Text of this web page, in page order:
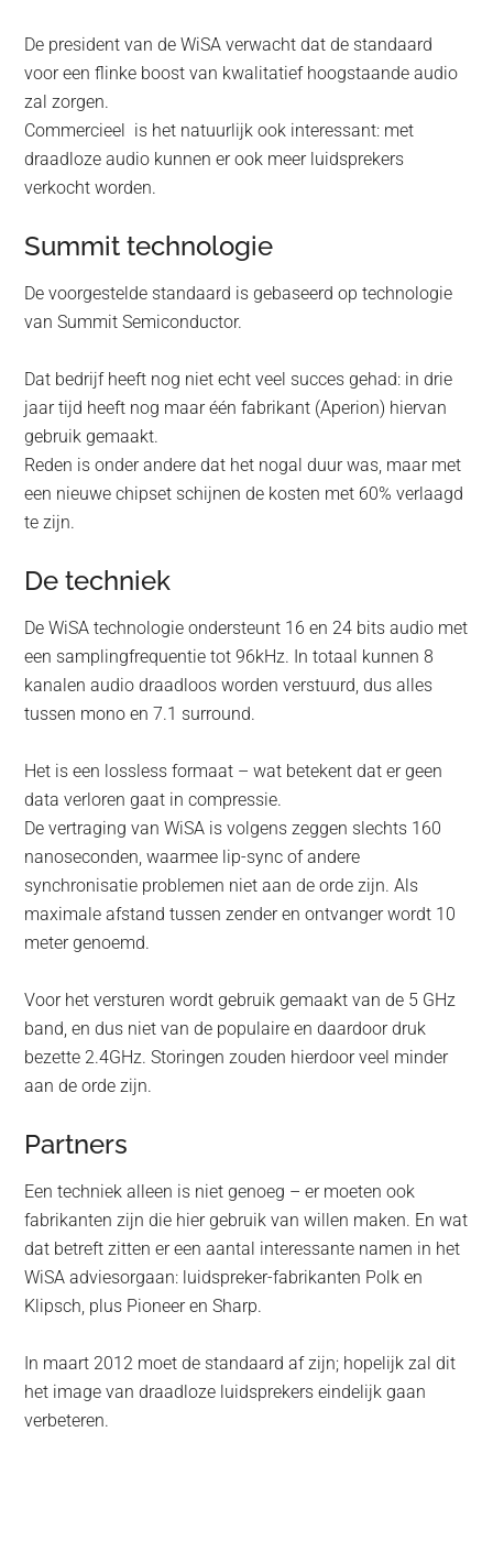
De president van de WiSA verwacht dat de standaard
voor een flinke boost van kwalitatief hoogstaande audio
zal zorgen.
Commercieel is het natuurlijk ook interessant: met
draadloze audio kunnen er ook meer luidsprekers
verkocht worden.
Summit technologie
De voorgestelde standaard is gebaseerd op technologie
van Summit Semiconductor.
Dat bedrijf heeft nog niet echt veel succes gehad: in drie
jaar tijd heeft nog maar één fabrikant (Aperion) hiervan
gebruik gemaakt.
Reden is onder andere dat het nogal duur was, maar met
een nieuwe chipset schijnen de kosten met 60% verlaagd
te zijn.
De techniek
De WiSA technologie ondersteunt 16 en 24 bits audio met
een samplingfrequentie tot 96kHz. In totaal kunnen 8
kanalen audio draadloos worden verstuurd, dus alles
tussen mono en 7.1 surround.
Het is een lossless formaat – wat betekent dat er geen
data verloren gaat in compressie.
De vertraging van WiSA is volgens zeggen slechts 160
nanoseconden, waarmee lip-sync of andere
synchronisatie problemen niet aan de orde zijn. Als
maximale afstand tussen zender en ontvanger wordt 10
meter genoemd.
Voor het versturen wordt gebruik gemaakt van de 5 GHz
band, en dus niet van de populaire en daardoor druk
bezette 2.4GHz. Storingen zouden hierdoor veel minder
aan de orde zijn.
Partners
Een techniek alleen is niet genoeg – er moeten ook
fabrikanten zijn die hier gebruik van willen maken. En wat
dat betreft zitten er een aantal interessante namen in het
WiSA adviesorgaan: luidspreker-fabrikanten Polk en
Klipsch, plus Pioneer en Sharp.
In maart 2012 moet de standaard af zijn; hopelijk zal dit
het image van draadloze luidsprekers eindelijk gaan
verbeteren.